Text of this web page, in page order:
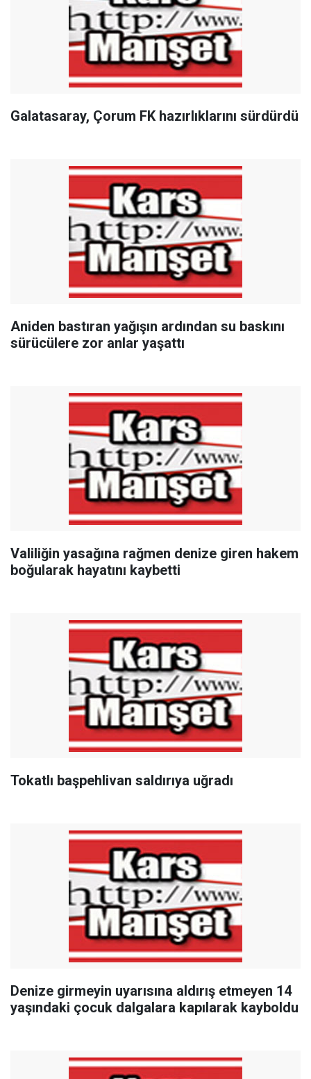
Galatasaray, Çorum FK hazırlıklarını sürdürdü
Aniden bastıran yağışın ardından su baskını
sürücülere zor anlar yaşattı
Valiliğin yasağına rağmen denize giren hakem
boğularak hayatını kaybetti
Tokatlı başpehlivan saldırıya uğradı
Denize girmeyin uyarısına aldırış etmeyen 14
yaşındaki çocuk dalgalara kapılarak kayboldu